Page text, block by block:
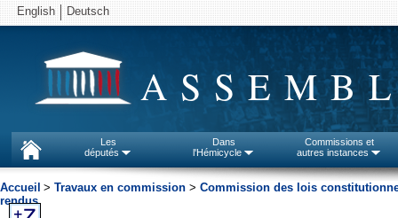
English Deutsch
Les
députés
Dans
l'Hémicycle
Commissions et
autres instances
Accueil > Travaux en commission > Commission des lois
rendus